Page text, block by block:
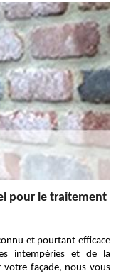
pour le traitement
et pourtant efficace
intempéries et de la
façade, nous vous